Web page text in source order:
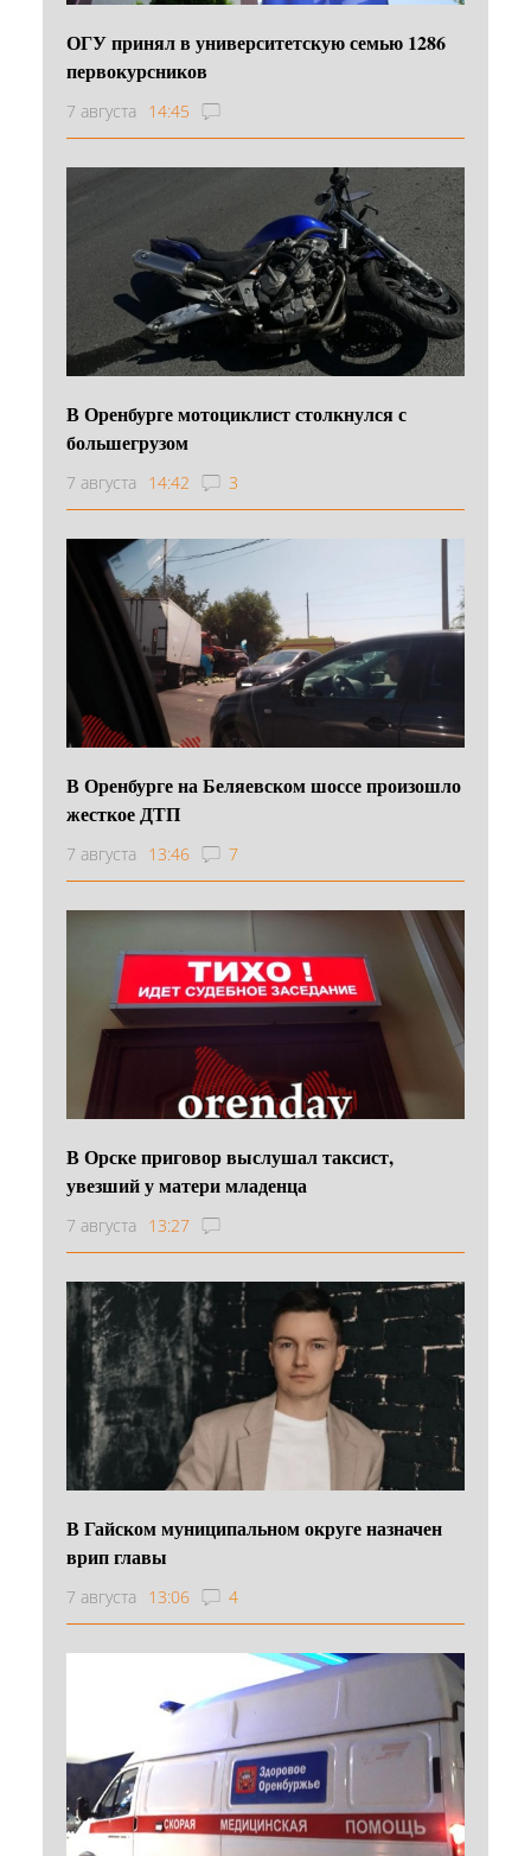
ОГУ принял в университетскую семью 1286
первокурсников
7 августа 14:45
В Оренбурге мотоциклист столкнулся с
большегрузом
7 августа 14:42 3
В Оренбурге на Беляевском шоссе произошло
жесткое ДТП
7 августа 13:46 7
В Орске приговор выслушал таксист,
увезший у матери младенца
7 августа 13:27
В Гайском муниципальном округе назначен
врип главы
7 августа 13:06 4